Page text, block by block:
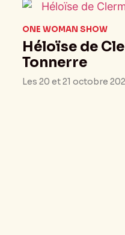
ONE WOMAN SHOW
Héloïse de
Tonnerre
Les 20 et 21 octobre